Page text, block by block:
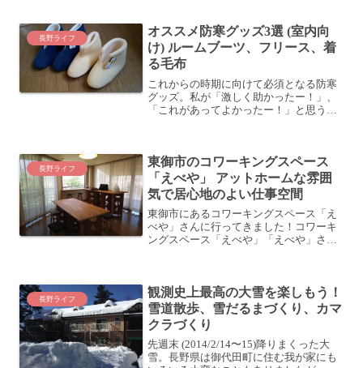
は自前のウェアでしたか...
長野ライフ
オススメ防寒グッズ3選 (室内向
け) ルームブーツ、フリース、着
る毛布
これからの時期に向けて必須となる防寒
グッズ。私が「激しく助かったー！」、
「これがあってよかったー！」と思う防
ろに移住した...
長野ライフ
東御市のコワーキングスペース
「えべや」 アットホームな雰囲
気で居心地のよい仕事空間
東御市にあるコワーキングスペース「え
べや」さんに行ってきました！コワーキ
ングスペース「えべや」「えべや」さん
スです。個人的には、自治...
長野ライフ
観測史上最高の大雪を楽しもう！
雪道散歩、雪だるまづくり、カマ
クラづくり
先週末 (2014/2/14〜15)降りまくった大
雪。長野県は御代田町に住む我が家にも